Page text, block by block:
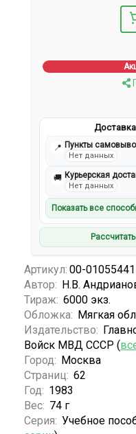
📍 Пункты
Нет данных
🚚 Курьерская
Нет данных
Показать все
Артикул: 00-01055441
Автор: Н.В.
Тираж: 6000 экз.
Обложка: Мягкая
Издательство:
Войск МВД СССР (
Город: Москва
Страниц: 62
Год: 1983
Вес: 74 г
Серия: Учебное